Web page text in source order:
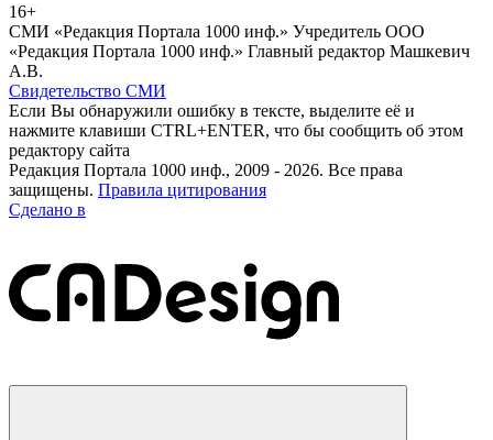
16+
СМИ «Редакция Портала 1000 инф.» Учредитель ООО
«Редакция Портала 1000 инф.» Главный редактор Машкевич
А.В.
Свидетельство СМИ
Если Вы обнаружили ошибку в тексте, выделите её и
нажмите клавиши CTRL+ENTER, что бы сообщить об этом
редактору сайта
Редакция Портала 1000 инф., 2009 - 2026. Все права
защищены. Правила цитирования
Сделано в